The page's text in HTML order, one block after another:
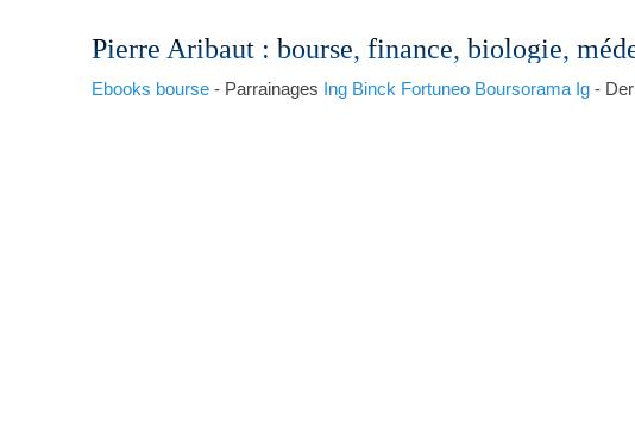
Pierre Aribaut: bourse, finance, biologie,
Ebooks bourse- Parrainages Ing Binck Fortuneo Boursorama Ig-